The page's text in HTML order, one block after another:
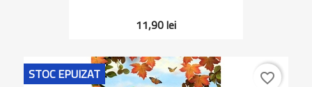
11,90 lei
STOC EPUIZAT favorite_border